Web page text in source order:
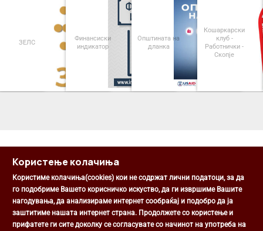
ЗЕЛС
Финансиски
индикатор
Општината на
дланка
Кошаркарски
клуб -
Работнички -
Скопје
Општина Центар
Михаил Цоков бр. 1, Скопје
Користење колачиња
Користиме колачиња(cookies) кои не содржат лични податоци, за да
го подобриме Вашето корисничко искуство, да ги извршиме Вашите
нагодувања, да анализираме интернет сообраќај и подобро да ја
заштитиме нашата интернет страна. Продолжете со користење и
прифатете ги сите доколку се согласувате со начинот на употреба на